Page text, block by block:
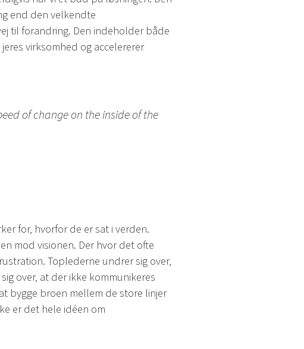
end den velkendte
til forandring. Den indeholder både
virksomhed og accelererer
of change on the inside of the
for, hvorfor de er sat i verden.
mod visionen. Der hvor det ofte
Toplederne undrer sig over,
over, at der ikke kommunikeres
bygge broen mellem de store linjer
er det hele idéen om